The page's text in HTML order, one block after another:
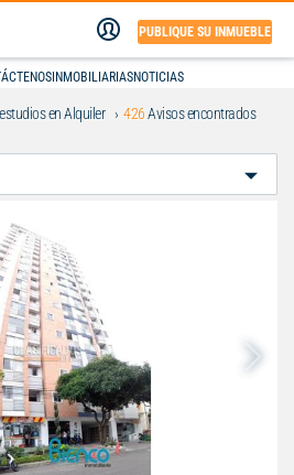
PUBLIQUE SU INMUEBLE
INMOBILIARIASNOTICIAS
en Alquiler 426Avisos encontrados